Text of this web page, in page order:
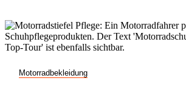
Motorradbekleidung